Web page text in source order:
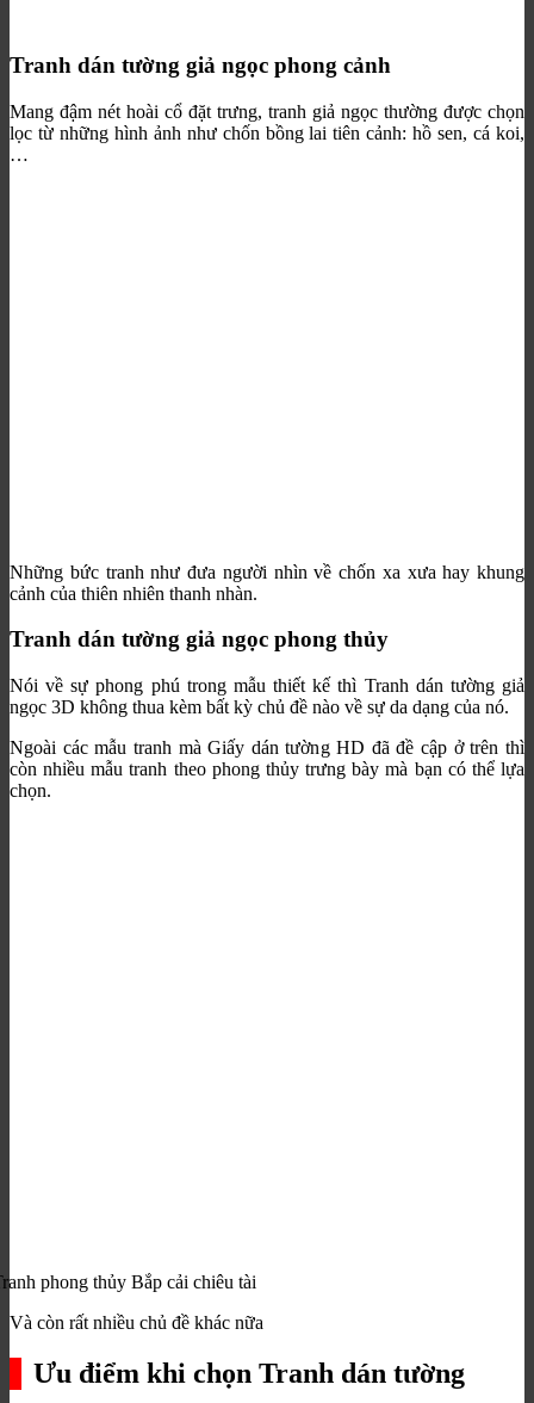
Tranh dán tường giả ngọc phong cảnh
Mang đậm nét hoài cổ đặt trưng, tranh giả ngọc thường được chọn
lọc từ những hình ảnh như chốn bồng lai tiên cảnh: hồ sen, cá koi,
…
Những bức tranh như đưa người nhìn về chốn xa xưa hay khung
cảnh của thiên nhiên thanh nhàn.
Tranh dán tường giả ngọc phong thủy
Nói về sự phong phú trong mẫu thiết kế thì Tranh dán tường giả
ngọc 3D không thua kèm bất kỳ chủ đề nào về sự da dạng của nó.
Ngoài các mẫu tranh mà Giấy dán tường HD đã đề cập ở trên thì
còn nhiều mẫu tranh theo phong thủy trưng bày mà bạn có thể lựa
chọn.
phong thủy Bắp cải chiêu tài
Và còn rất nhiều chủ đề khác nữa
Ưu điểm khi chọn Tranh dán tường